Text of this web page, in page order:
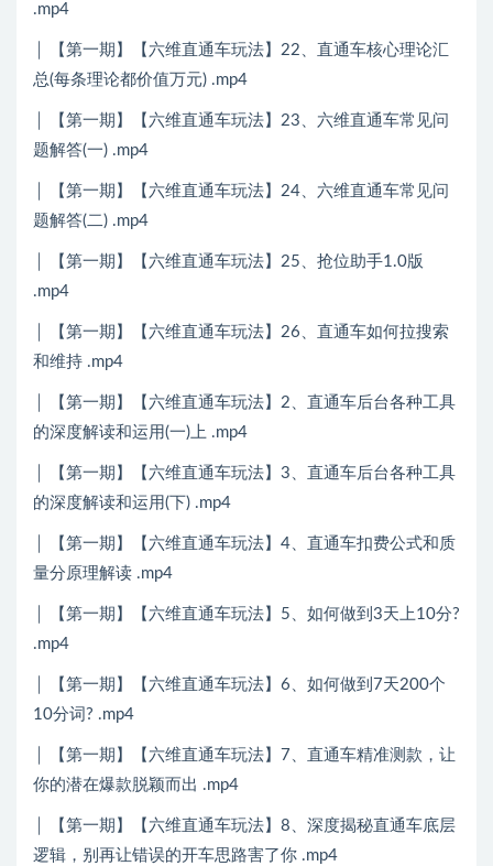
.mp4
│ 【第一期】【六维直通车玩法】22、直通车核心理论汇
总(每条理论都价值万元) .mp4
│ 【第一期】【六维直通车玩法】23、六维直通车常见问
题解答(一) .mp4
│ 【第一期】【六维直通车玩法】24、六维直通车常见问
题解答(二) .mp4
│ 【第一期】【六维直通车玩法】25、抢位助手1.0版
.mp4
│ 【第一期】【六维直通车玩法】26、直通车如何拉搜索
和维持 .mp4
│ 【第一期】【六维直通车玩法】2、直通车后台各种工具
的深度解读和运用(一)上 .mp4
│ 【第一期】【六维直通车玩法】3、直通车后台各种工具
的深度解读和运用(下) .mp4
│ 【第一期】【六维直通车玩法】4、直通车扣费公式和质
量分原理解读 .mp4
│ 【第一期】【六维直通车玩法】5、如何做到3天上10分?
.mp4
│ 【第一期】【六维直通车玩法】6、如何做到7天200个
10分词? .mp4
│ 【第一期】【六维直通车玩法】7、直通车精准测款，让
你的潜在爆款脱颖而出 .mp4
│ 【第一期】【六维直通车玩法】8、深度揭秘直通车底层
逻辑，别再让错误的开车思路害了你 .mp4